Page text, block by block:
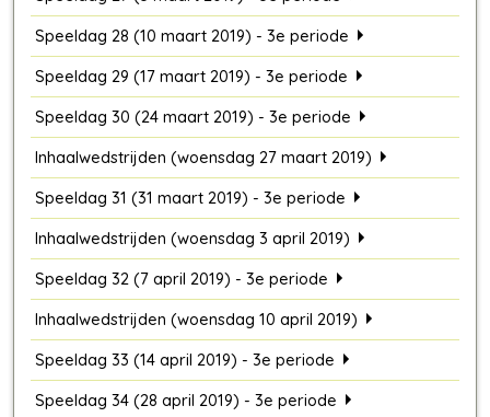
Speeldag 28 (10 maart 2019) - 3e periode
Speeldag 29 (17 maart 2019) - 3e periode
Speeldag 30 (24 maart 2019) - 3e periode
Inhaalwedstrijden (woensdag 27 maart 2019)
Speeldag 31 (31 maart 2019) - 3e periode
Inhaalwedstrijden (woensdag 3 april 2019)
Speeldag 32 (7 april 2019) - 3e periode
Inhaalwedstrijden (woensdag 10 april 2019)
Speeldag 33 (14 april 2019) - 3e periode
Speeldag 34 (28 april 2019) - 3e periode